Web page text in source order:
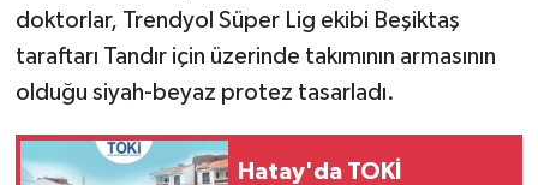
doktorlar, Trendyol Süper Lig ekibi Beşiktaş
taraftarı Tandır için üzerinde takımının armasının
olduğu siyah-beyaz protez tasarladı.
Hatay'da TOKİ